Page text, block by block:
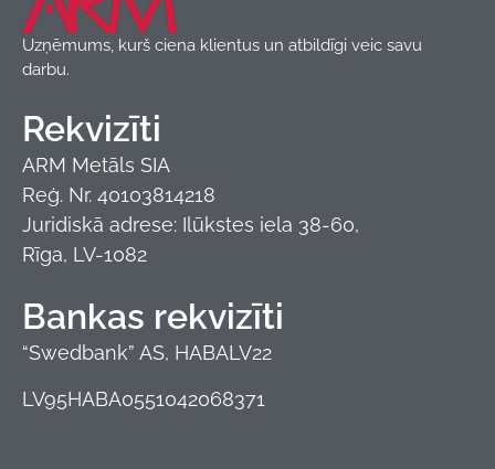
Uzņēmums, kurš ciena klientus un atbildīgi veic savu
darbu.
Rekvizīti
ARM Metāls SIA
Reģ. Nr. 40103814218
Juridiskā adrese: Ilūkstes iela 38-60,
Rīga, LV-1082
Bankas rekvizīti
“Swedbank” AS, HABALV22
LV95HABA0551042068371